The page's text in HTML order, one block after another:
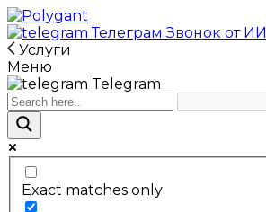
ТелеграмЗвонок от ИИ
Услуги
Меню
Telegram
Exact matches only